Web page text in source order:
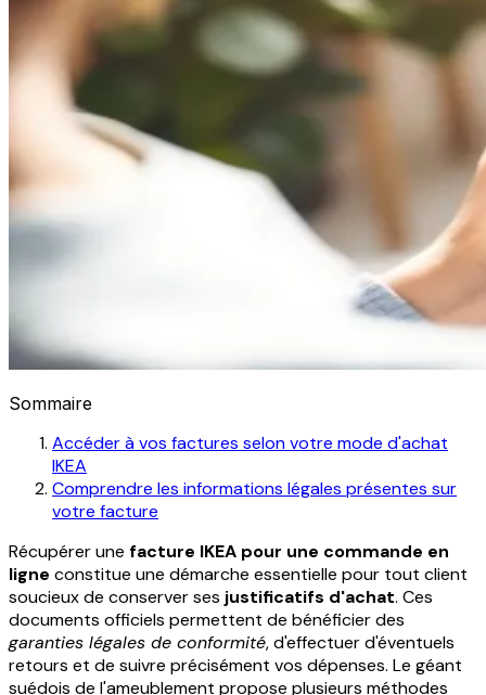
Sommaire
Accéder à vos factures selon votre mode d'achat
IKEA
Comprendre les informations légales présentes sur
votre facture
Récupérer une facture IKEA pour une commande en
ligne constitue une démarche essentielle pour tout client
soucieux de conserver ses justificatifs d'achat. Ces
documents officiels permettent de bénéficier des
garanties légales de conformité, d'effectuer d'éventuels
retours et de suivre précisément vos dépenses. Le géant
suédois de l'ameublement propose plusieurs méthodes